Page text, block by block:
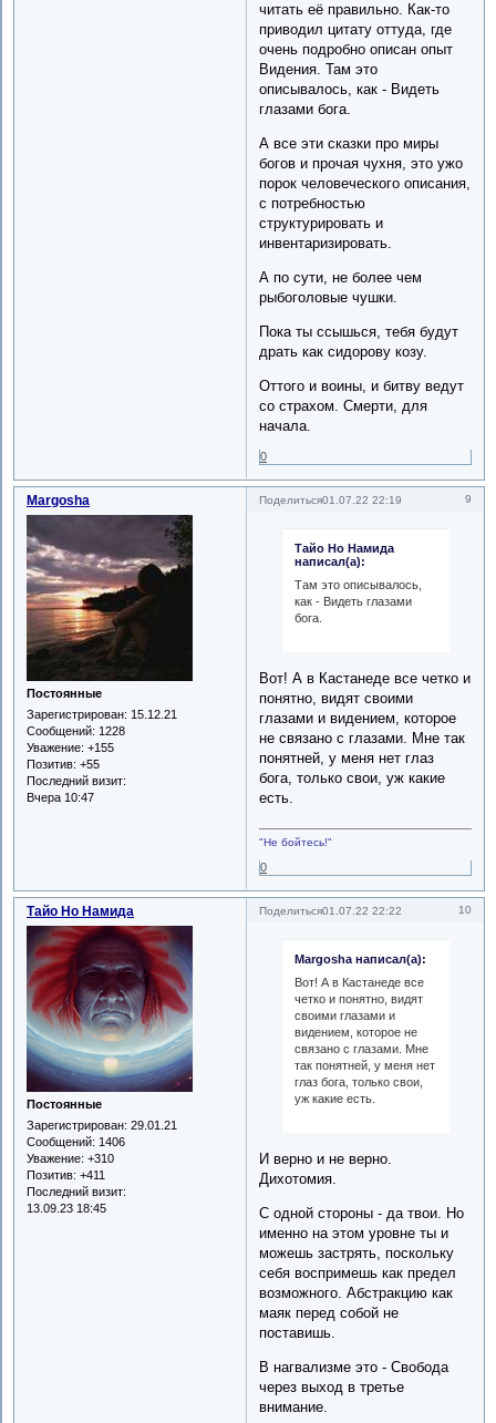
читать её правильно. Как-то
приводил цитату оттуда, где
очень подробно описан опыт
Видения. Там это
описывалось, как - Видеть
глазами бога.
А все эти сказки про миры
богов и прочая чухня, это ужо
порок человеческого описания,
с потребностью
структурировать и
инвентаризировать.
А по сути, не более чем
рыбоголовые чушки.
Пока ты ссышься, тебя будут
драть как сидорову козу.
Оттого и воины, и битву ведут
со страхом. Смерти, для
начала.
0
Поделиться 9
01.07.22 22:19
Margosha
Постоянные
Зарегистрирован: 15.12.21
Сообщений: 1228
Уважение: +155
Позитив: +55
Последний визит:
Вчера 10:47
Тайо Но Намида
написал(а):
Там это описывалось,
как - Видеть глазами
бога.
Вот! А в Кастанеде все четко и
понятно, видят своими
глазами и видением, которое
не связано с глазами. Мне так
понятней, у меня нет глаз
бога, только свои, уж какие
есть.
"Не бойтесь!"
0
Поделиться 10
01.07.22 22:22
Тайо Но Намида
Постоянные
Зарегистрирован: 29.01.21
Сообщений: 1406
Уважение: +310
Позитив: +411
Последний визит:
13.09.23 18:45
Margosha написал(а):
Вот! А в Кастанеде все
четко и понятно, видят
своими глазами и
видением, которое не
связано с глазами. Мне
так понятней, у меня нет
глаз бога, только свои,
уж какие есть.
И верно и не верно.
Дихотомия.
С одной стороны - да твои. Но
именно на этом уровне ты и
можешь застрять, поскольку
себя воспримешь как предел
возможного. Абстракцию как
маяк перед собой не
поставишь.
В нагвализме это - Свобода
через выход в третье
внимание.